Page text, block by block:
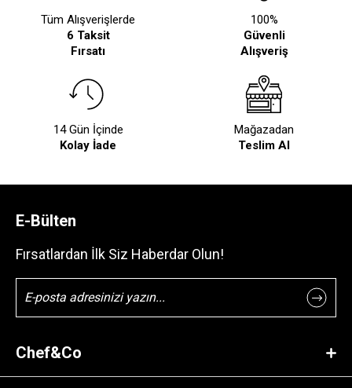
Tüm Alışverişlerde
6 Taksit
Fırsatı
100%
Güvenli
Alışveriş
14 Gün İçinde
Kolay İade
Mağazadan
Teslim Al
E-Bülten
Fırsatlardan İlk Siz Haberdar Olun!
Chef&Co